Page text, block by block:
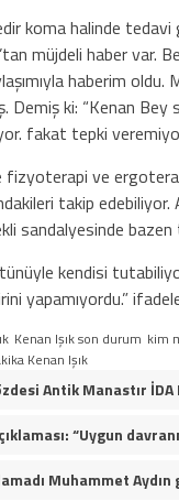
koma halinde
müjdeli haber var.
haberim oldu.
Demiş ki: “Kenan
fakat tepki
fizyoterapi ve
takip
sandalyesinde
kendisi
yapamıyordu.”
Kenan Işık son durum kim
Kenan Işık
Muhammet Aydın